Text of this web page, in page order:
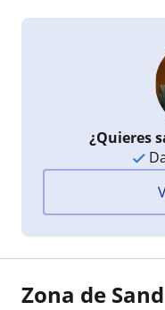
¿Quieres
Zona de